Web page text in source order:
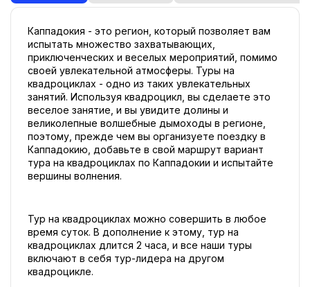
Каппадокия - это регион, который позволяет вам
испытать множество захватывающих,
приключенческих и веселых мероприятий, помимо
своей увлекательной атмосферы. Туры на
квадроциклах - одно из таких увлекательных
занятий. Используя квадроцикл, вы сделаете это
веселое занятие, и вы увидите долины и
великолепные волшебные дымоходы в регионе,
поэтому, прежде чем вы организуете поездку в
Каппадокию, добавьте в свой маршрут вариант
тура на квадроциклах по Каппадокии и испытайте
вершины волнения.
Тур на квадроциклах можно совершить в любое
время суток. В дополнение к этому, тур на
квадроциклах длится 2 часа, и все наши туры
включают в себя тур-лидера на другом
квадроцикле.